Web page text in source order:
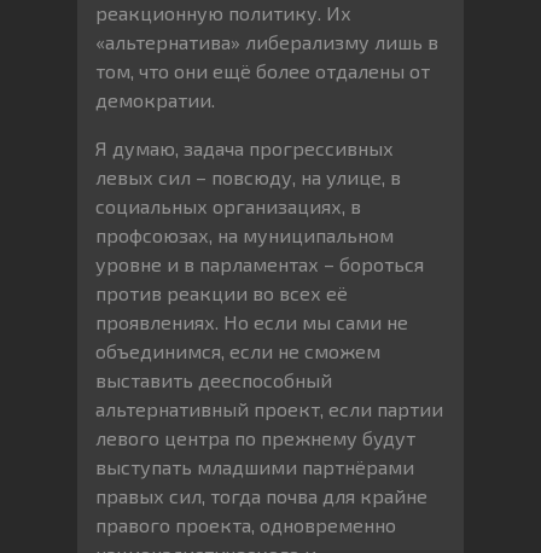
реакционную политику. Их
«альтернатива» либерализму лишь в
том, что они ещё более отдалены от
демократии.
Я думаю, задача прогрессивных
левых сил – повсюду, на улице, в
социальных организациях, в
профсоюзах, на муниципальном
уровне и в парламентах – бороться
против реакции во всех её
проявлениях. Но если мы сами не
объединимся, если не сможем
выставить дееспособный
альтернативный проект, если партии
левого центра по прежнему будут
выступать младшими партнёрами
правых сил, тогда почва для крайне
правого проекта, одновременно